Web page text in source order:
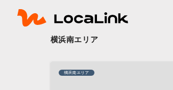
横浜南エリア
横浜南エリア